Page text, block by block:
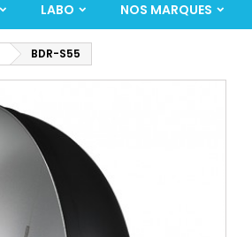
LABO NOS MARQUES
BDR-S55